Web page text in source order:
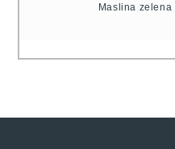
Maslina zelena